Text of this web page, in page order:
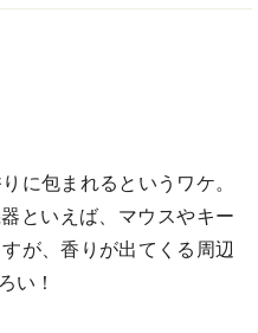
に包まれるというワケ。
といえば、マウスやキー
が、香りが出てくる周辺
い！